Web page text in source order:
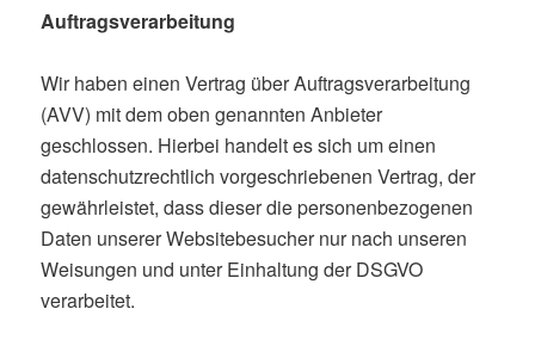
Auftragsverarbeitung
Wir haben einen Vertrag über Auftragsverarbeitung
(AVV) mit dem oben genannten Anbieter
geschlossen. Hierbei handelt es sich um einen
datenschutzrechtlich vorgeschriebenen Vertrag, der
gewährleistet, dass dieser die personenbezogenen
Daten unserer Websitebesucher nur nach unseren
Weisungen und unter Einhaltung der DSGVO
verarbeitet.